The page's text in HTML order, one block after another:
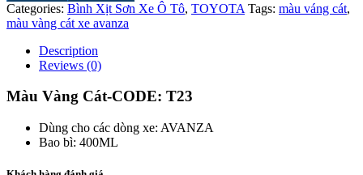
Categories: Bình Xịt Sơn Xe Ô Tô, TOYOTA Tags: màu váng cát,
màu vàng cát xe avanza
Description
Reviews (0)
Màu Vàng Cát-CODE: T23
Dùng cho các dòng xe: AVANZA
Bao bì: 400ML